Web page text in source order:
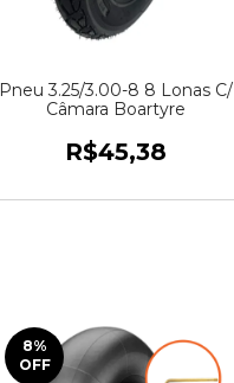
Pneu 3.25/3.00-8 8 Lonas C/
Câmara Boartyre
R$45,38
8%
OFF